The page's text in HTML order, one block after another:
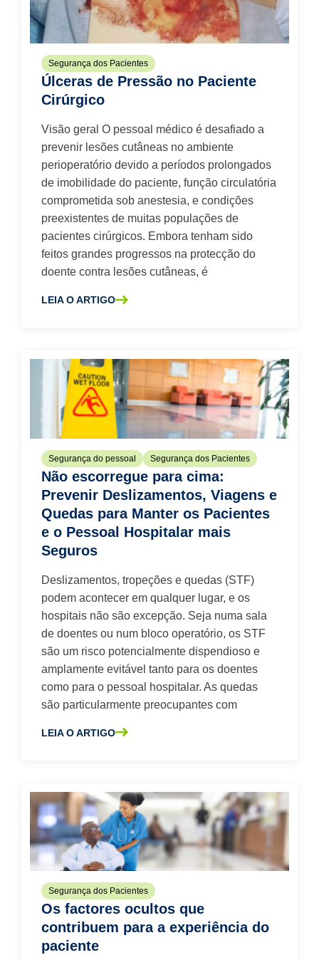
Segurança dos Pacientes
Úlceras de Pressão no Paciente
Cirúrgico
Visão geral O pessoal médico é desafiado a
prevenir lesões cutâneas no ambiente
perioperatório devido a períodos prolongados
de imobilidade do paciente, função circulatória
comprometida sob anestesia, e condições
preexistentes de muitas populações de
pacientes cirúrgicos. Embora tenham sido
feitos grandes progressos na protecção do
doente contra lesões cutâneas, é
LEIA O ARTIGO
SOBRE A ÚLCERAS DE PRESSÃO NO PACIENTE
Segurança do pessoal Segurança dos Pacientes
Não escorregue para cima:
Prevenir Deslizamentos, Viagens e
Quedas para Manter os Pacientes
e o Pessoal Hospitalar mais
Seguros
Deslizamentos, tropeções e quedas (STF)
podem acontecer em qualquer lugar, e os
hospitais não são excepção. Seja numa sala
de doentes ou num bloco operatório, os STF
são um risco potencialmente dispendioso e
amplamente evitável tanto para os doentes
como para o pessoal hospitalar. As quedas
são particularmente preocupantes com
LEIA O ARTIGO
SOBRE A NÃO ESCORREGUE PARA CIMA: PREVENIR
Segurança dos Pacientes
Os factores ocultos que
contribuem para a experiência do
paciente